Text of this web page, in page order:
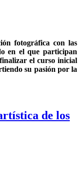
fotográfica con las
en el que participan
el curso inicial
su pasión por la
de los